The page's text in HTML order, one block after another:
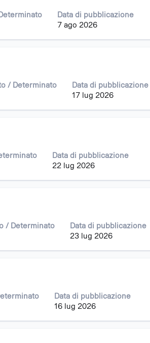
Data di pubblicazione
7 ago 2026
/ Determinato
Data di pubblicazione
17 lug 2026
Data di pubblicazione
22 lug 2026
/ Determinato
Data di pubblicazione
23 lug 2026
Data di pubblicazione
16 lug 2026